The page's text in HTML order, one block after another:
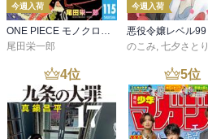
今週入荷
尾田栄一郎
今週入荷
のこみ 七夕さとり
4位 5位